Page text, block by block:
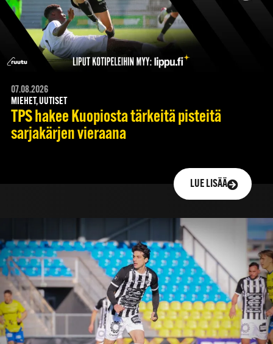
07.08.2026
MIEHET, UUTISET
TPS hakee Kuopiosta tärkeitä pisteitä
sarjakärjen vieraana
LUE LISÄÄ